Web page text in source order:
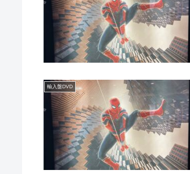
輸入盤DVD